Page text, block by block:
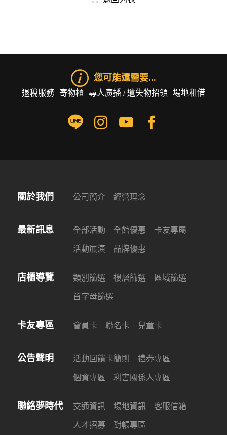
您可能還需要...
退稅服務 寄物櫃 尋人廣播 / 遺失物招領 場地租借
關於我們 公司簡介 經營理念
最新訊息 全部活動 全館優惠 卡友專屬
活動展演 品牌優惠
店櫃導覽 類別篩選 樓層篩選 區域篩選
首字母篩選
卡友專區 會員卡 聯名卡 兒童卡
公告聲明 活動回饋卡簡則 禮券專區
個資專區 利害關係人專區
聯絡夢時代 交通資訊 場地資訊 客服信箱
人才招募 對帳專區